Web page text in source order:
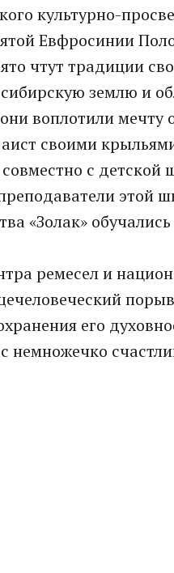
культурно-
Евфросинии
чтут традиции
землю и
воплотили
аист своими
с детской
этой
«Золак»
ремесел и
его
немножечко